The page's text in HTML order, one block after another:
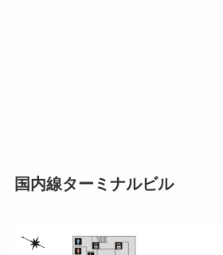
国内線ターミナルビル